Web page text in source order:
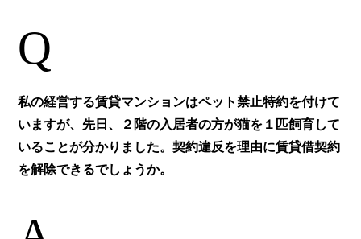
Q
私の経営する賃貸マンションはペット禁止特約を付けて
いますが、先日、２階の入居者の方が猫を１匹飼育して
いることが分かりました。契約違反を理由に賃貸借契約
を解除できるでしょうか。